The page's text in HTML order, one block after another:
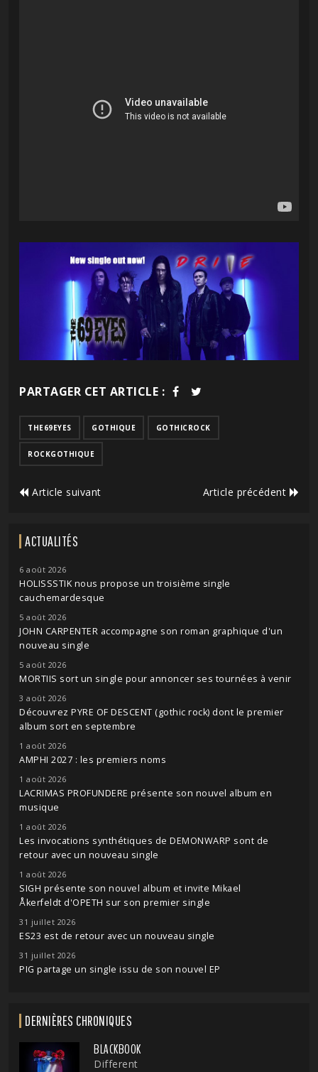
PARTAGER CET ARTICLE :
THE69EYES GOTHIQUE GOTHICROCK
ROCKGOTHIQUE
Article suivant Article précédent
ACTUALITÉS
6 août 2026
HOLISSSTIK nous propose un troisième single
cauchemardesque
5 août 2026
JOHN CARPENTER accompagne son roman graphique d'un
nouveau single
5 août 2026
MORTIIS sort un single pour annoncer ses tournées à venir
3 août 2026
Découvrez PYRE OF DESCENT (gothic rock) dont le premier
album sort en septembre
1 août 2026
AMPHI 2027 : les premiers noms
1 août 2026
LACRIMAS PROFUNDERE présente son nouvel album en
musique
1 août 2026
Les invocations synthétiques de DEMONWARP sont de
retour avec un nouveau single
1 août 2026
SIGH présente son nouvel album et invite Mikael
Åkerfeldt d'OPETH sur son premier single
31 juillet 2026
ES23 est de retour avec un nouveau single
31 juillet 2026
PIG partage un single issu de son nouvel EP
DERNIÈRES CHRONIQUES
BLACKBOOK
Different